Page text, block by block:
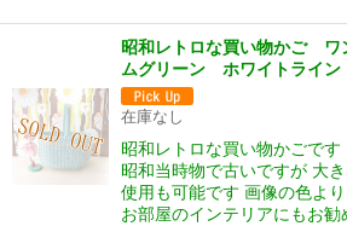
昭和レトロな買い物かご
ムグリーン ホワイトライン
在庫なし
昭和レトロな買い物かごです
昭和当時物で古いですが 大
使用も可能です 画像の色より
お部屋のインテリアにもお